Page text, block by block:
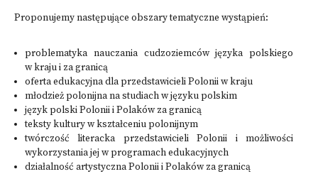
Proponujemy następujące obszary tematyczne wystąpień:
problematyka nauczania cudzoziemców języka polskiego
w kraju i za granicą
oferta edukacyjna dla przedstawicieli Polonii w kraju
młodzież polonijna na studiach w języku polskim
język polski Polonii i Polaków za granicą
teksty kultury w kształceniu polonijnym
twórczość literacka przedstawicieli Polonii i możliwości
wykorzystania jej w programach edukacyjnych
działalność artystyczna Polonii i Polaków za granicą